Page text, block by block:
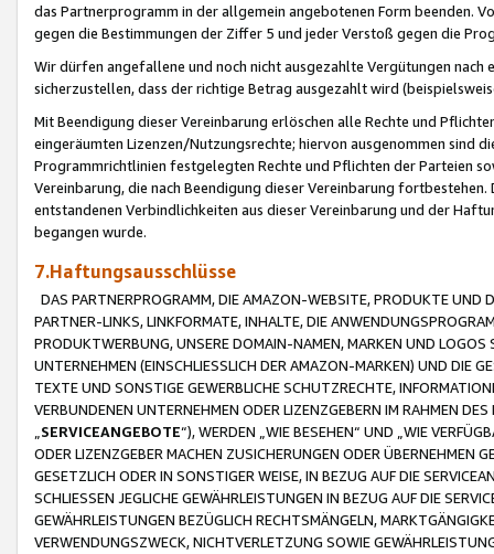
das Partnerprogramm in der allgemein angebotenen Form beenden.
gegen die Bestimmungen der Ziffer 5 und jeder Verstoß gegen die
Wir dürfen angefallene und noch nicht ausgezahlte Vergütungen
sicherzustellen, dass der richtige Betrag ausgezahlt wird
Mit Beendigung dieser Vereinbarung erlöschen alle Rechte und
eingeräumten Lizenzen/Nutzungsrechte; hiervon ausgenommen sind
Programmrichtlinien festgelegten Rechte und Pflichten der Parteien
Vereinbarung, die nach Beendigung dieser Vereinbarung
entstandenen Verbindlichkeiten aus dieser Vereinbarung und der
begangen wurde.
7.Haftungsausschlüsse
DAS PARTNERPROGRAMM, DIE AMAZON-WEBSITE, PRODUKTE UND
PARTNER-LINKS, LINKFORMATE, INHALTE, DIE
PRODUKTWERBUNG, UNSERE DOMAIN-NAMEN, MARKEN UND
UNTERNEHMEN (EINSCHLIESSLICH DER AMAZON-MARKEN) UND DIE
TEXTE UND SONSTIGE GEWERBLICHE SCHUTZRECHTE,
VERBUNDENEN UNTERNEHMEN ODER LIZENZGEBERN IM RAHMEN
SERVICEANGEBOTE“), WERDEN „WIE BESEHEN“ UND „WIE
ODER LIZENZGEBER MACHEN ZUSICHERUNGEN ODER ÜBERNEHMEN
GESETZLICH ODER IN SONSTIGER WEISE, IN BEZUG AUF DIE
SCHLIESSEN JEGLICHE GEWÄHRLEISTUNGEN IN BEZUG AUF DIE
GEWÄHRLEISTUNGEN BEZÜGLICH RECHTSMÄNGELN,
VERWENDUNGSZWECK, NICHTVERLETZUNG SOWIE